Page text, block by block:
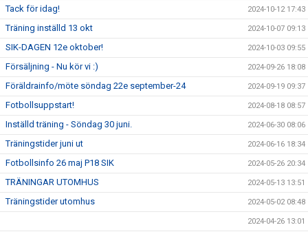
Tack för idag! 2024-10-12 17:43
Träning inställd 13 okt 2024-10-07 09:13
SIK-DAGEN 12e oktober! 2024-10-03 09:55
Försäljning - Nu kör vi :) 2024-09-26 18:08
Föräldrainfo/möte söndag 22e september-24 2024-09-19 09:37
Fotbollsuppstart! 2024-08-18 08:57
Inställd träning - Söndag 30 juni. 2024-06-30 08:06
Träningstider juni ut 2024-06-16 18:34
Fotbollsinfo 26 maj P18 SIK 2024-05-26 20:34
TRÄNINGAR UTOMHUS 2024-05-13 13:51
Träningstider utomhus 2024-05-02 08:48
2024-04-26 13:01